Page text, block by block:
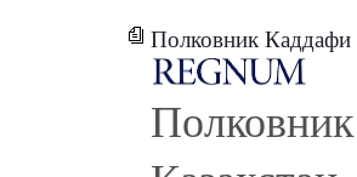
Полковник Каддафи